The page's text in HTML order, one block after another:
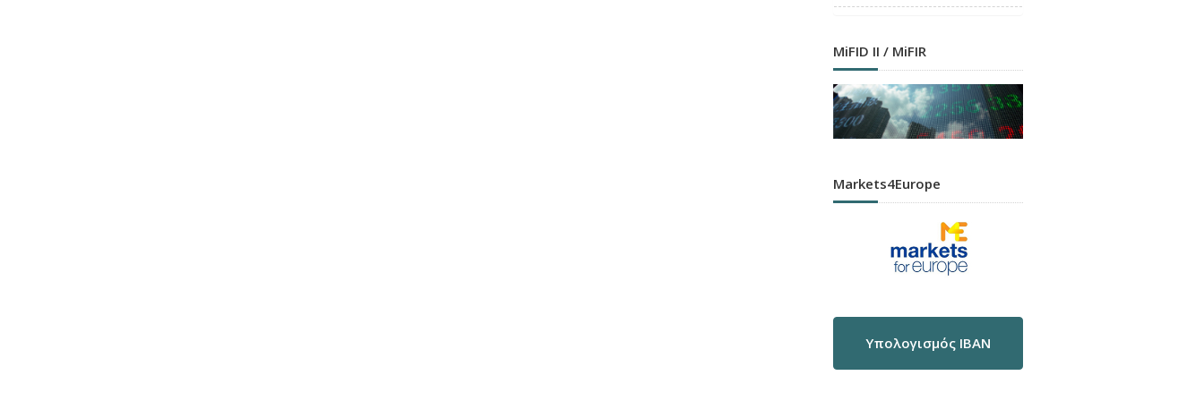
MiFID II / MiFIR
Markets4Europe
Υπολογισμός IBAN